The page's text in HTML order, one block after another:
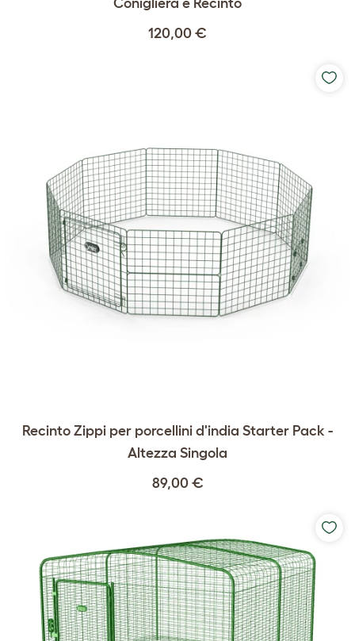
120,00 €
Recinto Zippi per porcellini d'india Starter Pack -
Altezza Singola
89,00 €